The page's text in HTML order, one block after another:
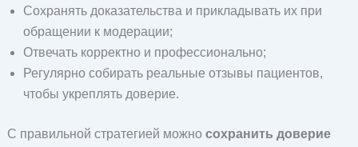
Сохранять доказательства и прикладывать их при
обращении к модерации;
Отвечать корректно и профессионально;
Регулярно собирать реальные отзывы пациентов,
чтобы укреплять доверие.
С правильной стратегией можно сохранить доверие